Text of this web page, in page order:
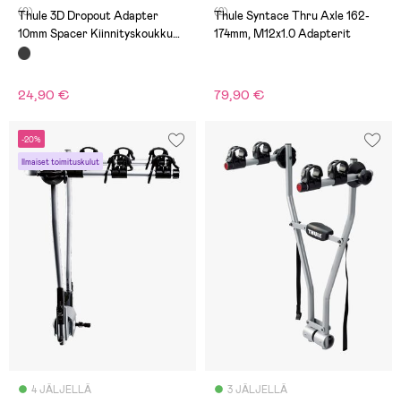
(0)
Thule 3D Dropout Adapter
10mm Spacer Kiinnityskoukku
Polkupyörään, Musta
24,90 €
(2)
Thule Syntace Thru Axle 162-
174mm, M12x1.0 Adapterit
79,90 €
-20%
Ilmaiset toimituskulut
4 JÄLJELLÄ 3 JÄLJELLÄ